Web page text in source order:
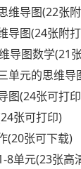
维导图(22张
导图(24张附
导图数学(21
单元的思维
图(24张可打
张可打印)
(20张可下载)
8单元(23张高